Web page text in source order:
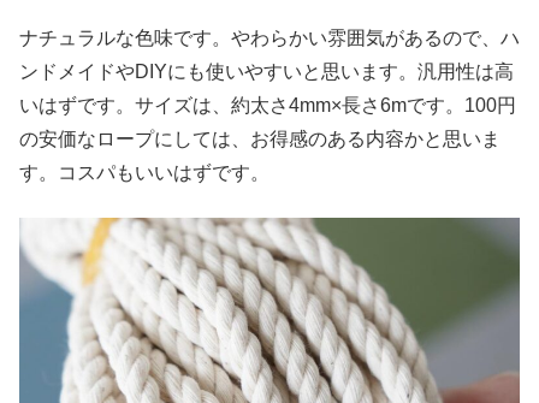
ナチュラルな色味です。やわらかい雰囲気があるので、ハ
ンドメイドやDIYにも使いやすいと思います。汎用性は高
いはずです。サイズは、約太さ4mm×長さ6mです。100円
の安価なロープにしては、お得感のある内容かと思いま
す。コスパもいいはずです。